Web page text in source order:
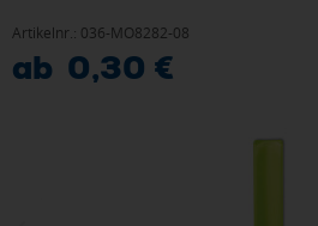
Artikelnr.: 036-MO8282-08
ab 0,30 €